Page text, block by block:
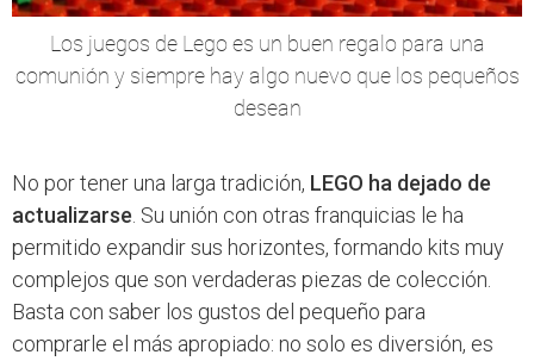
Los juegos de Lego es un buen regalo para una
comunión y siempre hay algo nuevo que los pequeños
desean
No por tener una larga tradición, LEGO ha dejado de
actualizarse . Su unión con otras franquicias le ha
permitido expandir sus horizontes, formando kits muy
complejos que son verdaderas piezas de colección.
Basta con saber los gustos del pequeño para
comprarle el más apropiado: no solo es diversión, es